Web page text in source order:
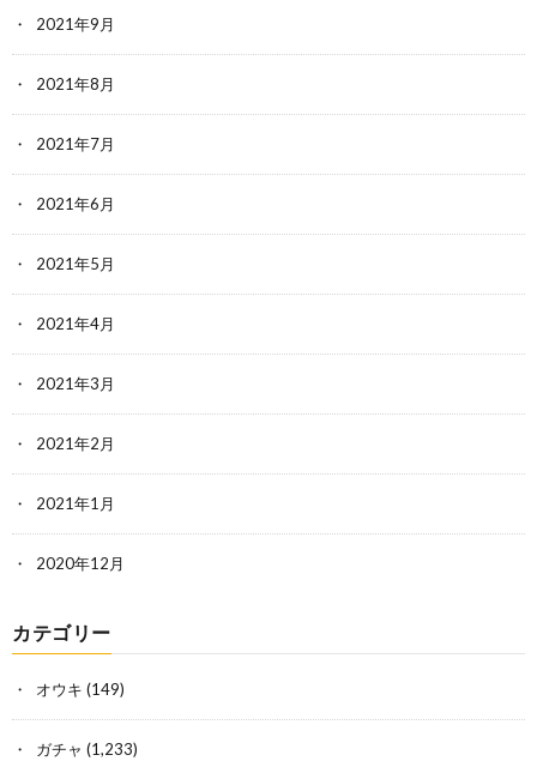
2021年9月
2021年8月
2021年7月
2021年6月
2021年5月
2021年4月
2021年3月
2021年2月
2021年1月
2020年12月
カテゴリー
オウキ (149)
ガチャ (1,233)